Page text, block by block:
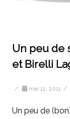
Un peu de
et Birelli
/ mai 12, 2011 /
Un peu de